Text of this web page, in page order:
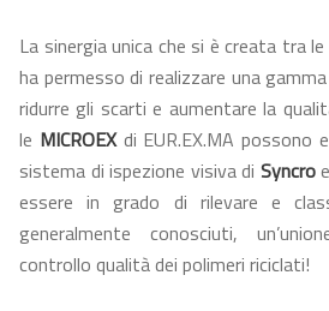
La sinergia unica che si è creata tra
ha permesso di realizzare una
ridurre gli scarti e aumentare la
le MICROEXdi EUR.EX.MA possono
sistema di ispezione visiva di Syncroe
essere in grado di rilevare e
generalmente conosciuti,
controllo qualità dei polimeri riciclati!